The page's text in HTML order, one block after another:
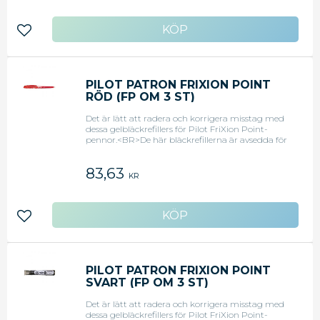
Med bläckrefillerna är det lätt att fylla på bläck
när det tagit slut.Radera med friktionGelbläck
Skriv över direktVärmekänsligt bläckRefill for
Lägg till i favoriter
PILOT PATRON FRIXION POINT
RÖD (FP OM 3 ST)
Det är lätt att radera och korrigera misstag med
dessa gelbläckrefillers för Pilot FriXion Point-
pennor.<BR>De här bläckrefillerna är avsedda för
värmekänsliga bläcket med värme som uppstår
genom friktion. Med pennorna kan du skriva och
Med bläckrefillerna är det lätt att fylla på bläck
när det tagit slut.Radera med friktionGelbläck
Skriv över direktVärmekänsligt bläckRefill for
83,63 KR
Lägg till i favoriter
PILOT PATRON FRIXION POINT
SVART (FP OM 3 ST)
Det är lätt att radera och korrigera misstag med
dessa gelbläckrefillers för Pilot FriXion Point-